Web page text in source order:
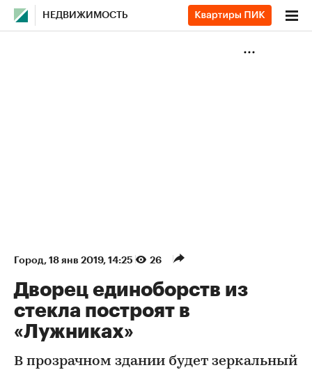
НЕДВИЖИМОСТЬ
Город⁠, 18 янв 2019, 14:25 26
Дворец единоборств из
стекла построят в
«Лужниках»
В прозрачном здании будет зеркальный